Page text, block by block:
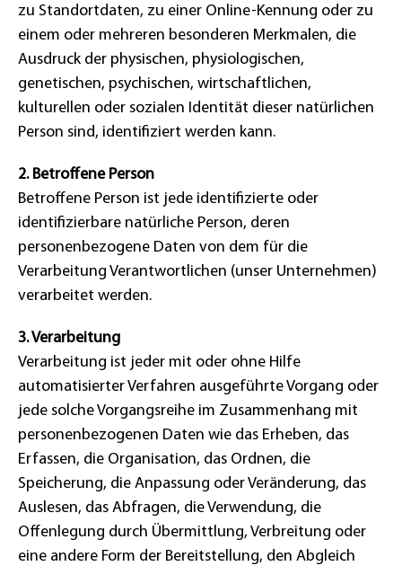
zu Standortdaten, zu einer Online-Kennung oder zu
einem oder mehreren besonderen Merkmalen, die
Ausdruck der physischen, physiologischen,
genetischen, psychischen, wirtschaftlichen,
kulturellen oder sozialen Identität dieser natürlichen
Person sind, identifiziert werden kann.
2. Betroffene Person
Betroffene Person ist jede identifizierte oder
identifizierbare natürliche Person, deren
personenbezogene Daten von dem für die
Verarbeitung Verantwortlichen (unser Unternehmen)
verarbeitet werden.
3. Verarbeitung
Verarbeitung ist jeder mit oder ohne Hilfe
automatisierter Verfahren ausgeführte Vorgang oder
jede solche Vorgangsreihe im Zusammenhang mit
personenbezogenen Daten wie das Erheben, das
Erfassen, die Organisation, das Ordnen, die
Speicherung, die Anpassung oder Veränderung, das
Auslesen, das Abfragen, die Verwendung, die
Offenlegung durch Übermittlung, Verbreitung oder
eine andere Form der Bereitstellung, den Abgleich